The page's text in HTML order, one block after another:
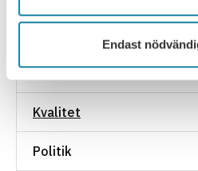
Endast
Kollegialitet
Kvalitet
Politik